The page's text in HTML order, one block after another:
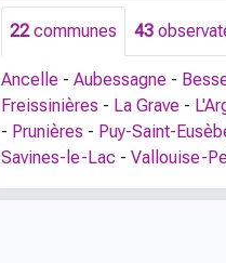
22communes 43
Ancelle - Aubessagne -
Freissinières - La Grave -
- Prunières - Puy-Saint-
Savines-le-Lac - Vallouise-